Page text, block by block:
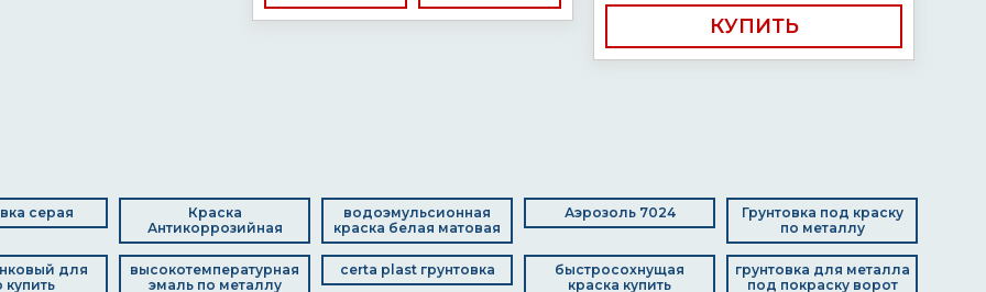
КУПИТЬ
серая
Краска
Антикоррозийная
водоэмульсионная
краска белая матовая
Аэрозоль 7024
Грунтовка под краску
по металлу
для
купить
высокотемпературная
эмаль по металлу
certa plast грунтовка
быстросохнущая
краска купить
грунтовка для металла
под покраску ворот